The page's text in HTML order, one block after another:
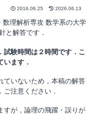
2016.06.25 2026.06.13
理解析専攻 数学系の大学
と解答です．
試験時間は２時間です．こ
います．
ていないため，本稿の解答
注意ください．
すが，論理の飛躍・誤りが